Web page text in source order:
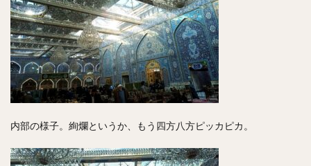
内部の様子。絢爛というか、もう四方八方ピッカピカ。